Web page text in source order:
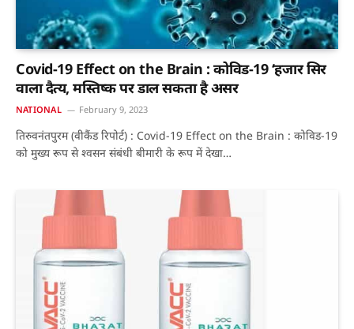
Covid-19 Effect on the Brain : कोविड-19 ‘हजार सिर
वाला दैत्य, मस्तिष्क पर डाल सकता है असर
NATIONAL February 9, 2023
तिरुवनंतपुरम (वीकैंड रिपोर्ट) : Covid-19 Effect on the Brain : कोविड-19
को मुख्य रूप से श्वसन संबंधी बीमारी के रूप में देखा…